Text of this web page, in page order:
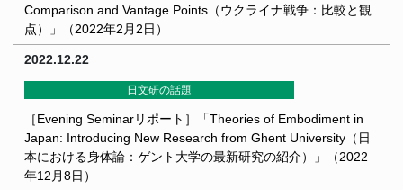
Comparison and Vantage Points（ウクライナ戦争：比較と観
点）」（2022年2月2日）
2022.12.22
日文研の話題
［Evening Seminarリポート］「Theories of Embodiment in
Japan: Introducing New Research from Ghent University（日
本における身体論：ゲント大学の最新研究の紹介）」（2022
年12月8日）